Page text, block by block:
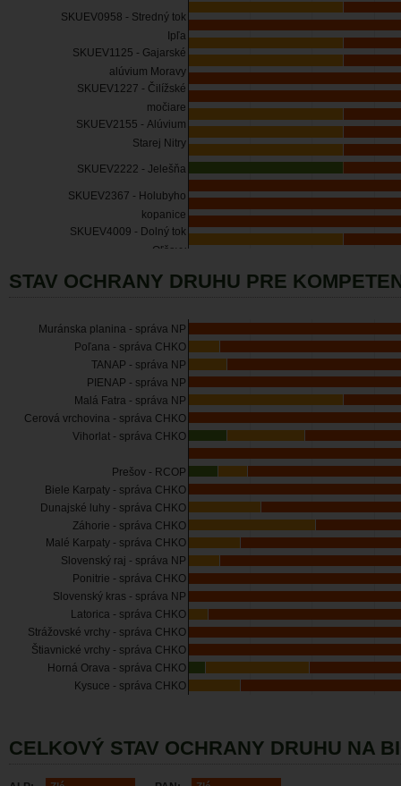
SKUEV0958 - Stredný tok
Ipľa
SKUEV1125 - Gajarské
alúvium Moravy
SKUEV1227 - Čilížské
močiare
SKUEV2155 - Alúvium
Starej Nitry
SKUEV2222 - Jelešňa
SKUEV2367 - Holubyho
kopanice
SKUEV4009 - Dolný tok
Oľšavy
STAV OCHRANY DRUHU PRE
Muránska planina - správa NP
Poľana - správa CHKO
TANAP - správa NP
PIENAP - správa NP
Malá Fatra - správa NP
Cerová vrchovina - správa CHKO
Vihorlat - správa CHKO
Prešov - RCOP
Biele Karpaty - správa CHKO
Dunajské luhy - správa CHKO
Záhorie - správa CHKO
Malé Karpaty - správa CHKO
Slovenský raj - správa NP
Ponitrie - správa CHKO
Slovenský kras - správa NP
Latorica - správa CHKO
Strážovské vrchy - správa CHKO
Štiavnické vrchy - správa CHKO
Horná Orava - správa CHKO
Kysuce - správa CHKO
CELKOVÝ STAV OCHRANY DRUHU NA